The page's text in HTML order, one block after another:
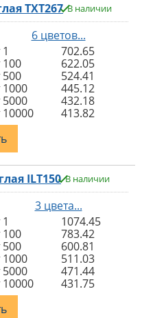
TXT267 В наличии
6 цветов...
702.65
100
622.05
500
524.41
1000
445.12
5000
432.18
10000
413.82
ILT150 В наличии
3 цвета...
1074.45
100
783.42
500
600.81
1000
511.03
5000
471.44
10000
431.75